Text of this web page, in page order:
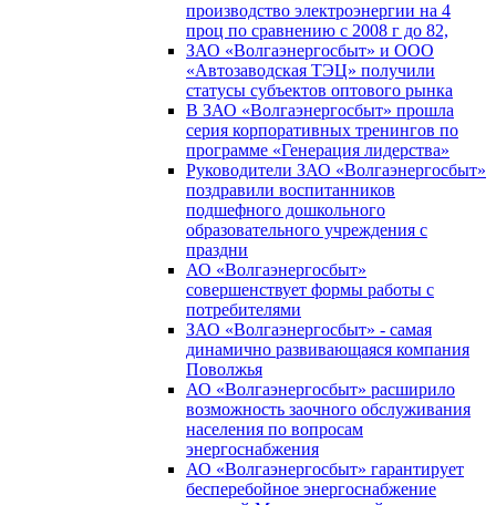
производство электроэнергии на 4
проц по сравнению с 2008 г до 82,
ЗАО «Волгаэнергосбыт» и ООО
«Автозаводская ТЭЦ» получили
статусы субъектов оптового рынка
В ЗАО «Волгаэнергосбыт» прошла
серия корпоративных тренингов по
программе «Генерация лидерства»
Руководители ЗАО «Волгаэнергосбыт»
поздравили воспитанников
подшефного дошкольного
образовательного учреждения с
праздни
АО «Волгаэнергосбыт»
совершенствует формы работы с
потребителями
ЗАО «Волгаэнергосбыт» - самая
динамично развивающаяся компания
Поволжья
АО «Волгаэнергосбыт» расширило
возможность заочного обслуживания
населения по вопросам
энергоснабжения
АО «Волгаэнергосбыт» гарантирует
бесперебойное энергоснабжение